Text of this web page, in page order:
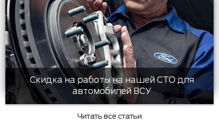
Скидка на работы на нашей СТО для
автомобилей ВСУ
Читать все статьи